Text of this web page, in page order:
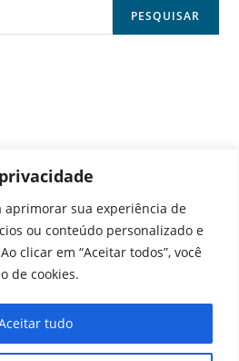
aprimorar sua experiência de
ou conteúdo personalizado e
clicar em “Aceitar todos”, você
de cookies.
tudo
PESQUISAR
de cookies